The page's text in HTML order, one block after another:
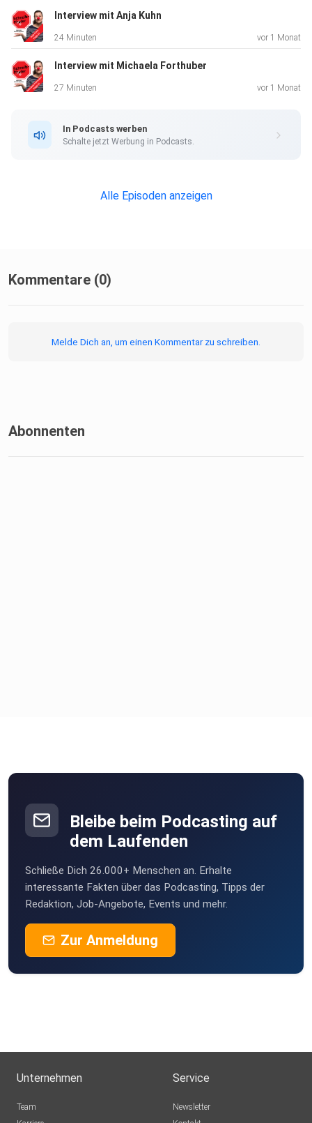
https://cornelia-richter.com/
Interview mit Anja Kuhn
24 Minuten vor 1 Monat
Interview mit Michaela Forthuber
27 Minuten vor 1 Monat
In Podcasts werben
Schalte jetzt Werbung in Podcasts.
Alle Episoden anzeigen
Kommentare (0)
Melde Dich an, um einen Kommentar zu schreiben.
Abonnenten
Bleibe beim Podcasting auf
dem Laufenden
Schließe Dich 26.000+ Menschen an. Erhalte
interessante Fakten über das Podcasting, Tipps der
Redaktion, Job-Angebote, Events und mehr.
Zur Anmeldung
Unternehmen
Team
Service
Newsletter